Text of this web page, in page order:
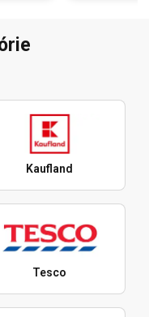
Kaufland
Tesco